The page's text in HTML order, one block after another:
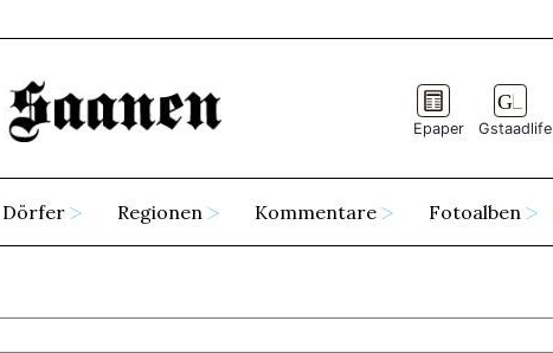
Epaper Gstaadlife
Dörfer Regionen Kommentare Fotoalben